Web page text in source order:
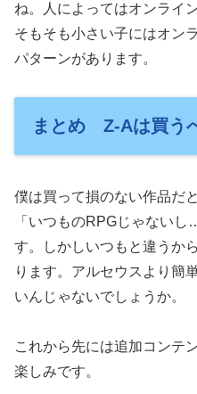
ね。人によってはオンライ
そもそも小さい子にはオン
パターンがあります。
まとめ Z-Aは買う
僕は買って損のない作品だ
「いつものRPGじゃない
す。しかしいつもと違うか
ります。アルセウスより簡
いんじゃないでしょうか。
これから先には追加コンテ
楽しみです。